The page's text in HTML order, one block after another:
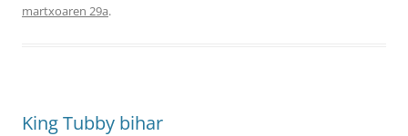
martxoaren 29a.
King Tubby bihar